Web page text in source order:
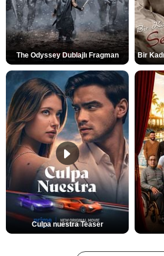
The Odyssey Dublajlı Fragman
Culpa nuestra Teaser